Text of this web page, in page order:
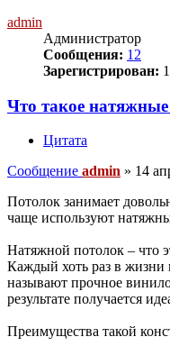
admin
Администратор
Сообщения: 12
Зарегистрирован:
Что такое
Цитата
Сообщение admin » 14
Потолок занимает
чаще используют
Натяжной потолок – что
Каждый хоть раз в жизни
называют прочное
результате получается
Преимущества такой